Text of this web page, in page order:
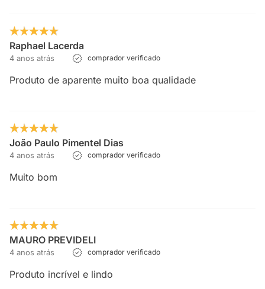
Raphael Lacerda
4 anos atrás comprador verificado
Produto de aparente muito boa qualidade
João Paulo Pimentel Dias
4 anos atrás comprador verificado
Muito bom
MAURO PREVIDELI
4 anos atrás comprador verificado
Produto incrível e lindo